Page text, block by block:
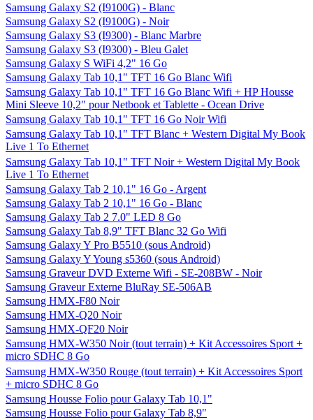
Samsung Galaxy S2 (I9100G) - Blanc
Samsung Galaxy S2 (I9100G) - Noir
Samsung Galaxy S3 (I9300) - Blanc Marbre
Samsung Galaxy S3 (I9300) - Bleu Galet
Samsung Galaxy S WiFi 4,2" 16 Go
Samsung Galaxy Tab 10,1" TFT 16 Go Blanc Wifi
Samsung Galaxy Tab 10,1" TFT 16 Go Blanc Wifi + HP Housse
Mini Sleeve 10,2" pour Netbook et Tablette - Ocean Drive
Samsung Galaxy Tab 10,1" TFT 16 Go Noir Wifi
Samsung Galaxy Tab 10,1" TFT Blanc + Western Digital My Book
Live 1 To Ethernet
Samsung Galaxy Tab 10,1" TFT Noir + Western Digital My Book
Live 1 To Ethernet
Samsung Galaxy Tab 2 10,1" 16 Go - Argent
Samsung Galaxy Tab 2 10,1" 16 Go - Blanc
Samsung Galaxy Tab 2 7.0" LED 8 Go
Samsung Galaxy Tab 8,9" TFT Blanc 32 Go Wifi
Samsung Galaxy Y Pro B5510 (sous Android)
Samsung Galaxy Y Young s5360 (sous Android)
Samsung Graveur DVD Externe Wifi - SE-208BW - Noir
Samsung Graveur Externe BluRay SE-506AB
Samsung HMX-F80 Noir
Samsung HMX-Q20 Noir
Samsung HMX-QF20 Noir
Samsung HMX-W350 Noir (tout terrain) + Kit Accessoires Sport +
micro SDHC 8 Go
Samsung HMX-W350 Rouge (tout terrain) + Kit Accessoires Sport
+ micro SDHC 8 Go
Samsung Housse Folio pour Galaxy Tab 10,1"
Samsung Housse Folio pour Galaxy Tab 8,9"